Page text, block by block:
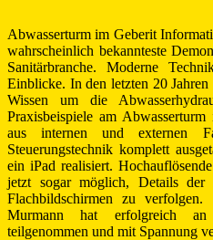
Abwasserturm im Geberit
wahrscheinlich bekannteste
Sanitärbranche. Moderne
Einblicke. In den letzten 20
Wissen um die
Praxisbeispiele am
aus internen und externen
Steuerungstechnik komplett
ein iPad realisiert.
jetzt sogar möglich, Details der
Flachbildschirmen zu
Murmann hat erfolgreich an
teilgenommen und mit Spannung